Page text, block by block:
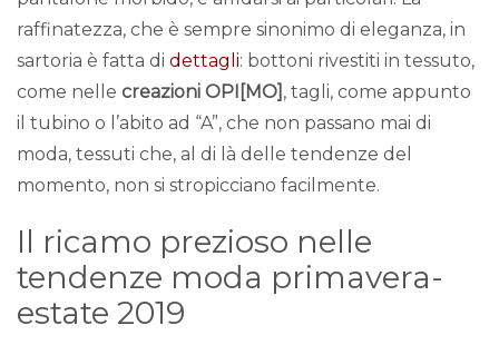
raffinatezza, che è sempre sinonimo di eleganza, in
sartoria è fatta di dettagli: bottoni rivestiti in tessuto,
come nelle creazioni OPI[MO] , tagli, come appunto
il tubino o l’abito ad “A”, che non passano mai di
moda, tessuti che, al di là delle tendenze del
momento, non si stropicciano facilmente.
Il ricamo prezioso nelle
tendenze moda primavera-
estate 2019